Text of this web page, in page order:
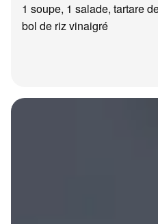
1 soupe, 1 salade, tartare
bol de riz vinaigré